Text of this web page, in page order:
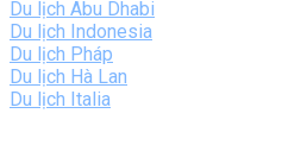
Du lịch Abu Dhabi
Du lịch Indonesia
Du lịch Pháp
Du lịch Hà Lan
Du lịch Italia